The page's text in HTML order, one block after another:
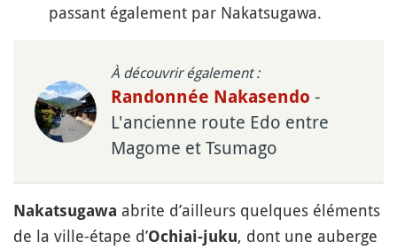
passant également par Nakatsugawa.
À découvrir également :
Randonnée Nakasendo -
L'ancienne route Edo entre
Magome et Tsumago
Nakatsugawa abrite d’ailleurs quelques éléments
de la ville-étape d’Ochiai-juku, dont une auberge